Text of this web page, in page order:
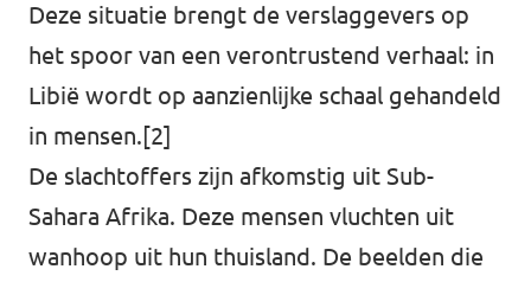
Deze situatie brengt de verslaggevers op
het spoor van een verontrustend verhaal: in
Libië wordt op aanzienlijke schaal gehandeld
in mensen.[2]
De slachtoffers zijn afkomstig uit Sub-
Sahara Afrika. Deze mensen vluchten uit
wanhoop uit hun thuisland. De beelden die